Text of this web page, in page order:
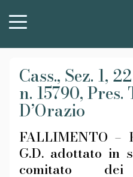
Cass., Sez. 1,
n. 15790,
D’Orazio
FALLIMENTO –
G.D. adottato in
comitato